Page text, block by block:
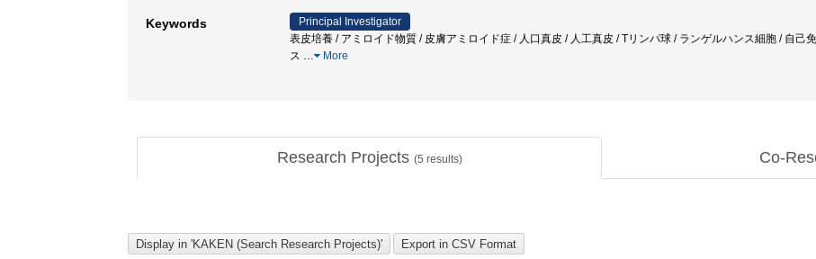
Keywords
Principal Investigator
表皮培養 / アミロイド物質 / 皮膚アミロイド症 / 人口真皮 / 人工真皮 / Tリンパ球 / ランゲルハンス細胞 / 自己
ス … More
Research Projects (5 results) Co-